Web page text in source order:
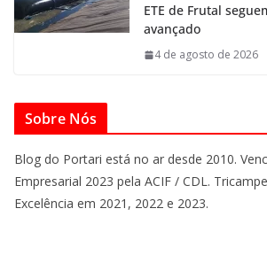
ETE de Frutal
avançado
4 de agosto de 2026
Sobre Nós
Blog do Portari está no ar desde 2010.
Empresarial 2023 pela ACIF / CDL.
Excelência em 2021, 2022 e 2023.